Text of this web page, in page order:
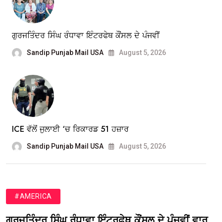
ਗੁਰਜਤਿੰਦਰ ਸਿੰਘ ਰੰਧਾਵਾ ਇੰਟਰਫੇਥ ਕੌਂਸਲ ਦੇ ਪੰਜਵੀਂ
Sandip Punjab Mail USA August 5, 2026
ICE ਵੱਲੋਂ ਜੁਲਾਈ ‘ਚ ਰਿਕਾਰਡ 51 ਹਜ਼ਾਰ
Sandip Punjab Mail USA August 5, 2026
#AMERICA